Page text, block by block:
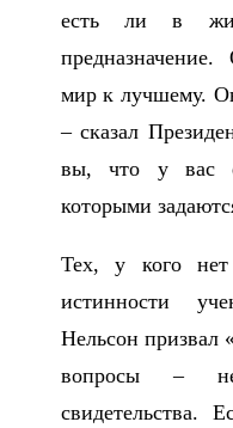
есть ли в
мир к лучшему.
– сказал
вы, что у вас
которыми
Тех, у кого нет
истинности
Нельсон призвал
вопросы –
свидетельства.